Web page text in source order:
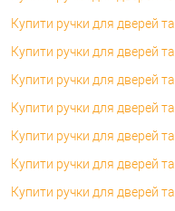
Купити ручки для дверей
Купити ручки для дверей
Купити ручки для дверей та
Купити ручки для дверей та
Купити ручки для дверей та
Купити ручки для дверей
Купити ручки для дверей